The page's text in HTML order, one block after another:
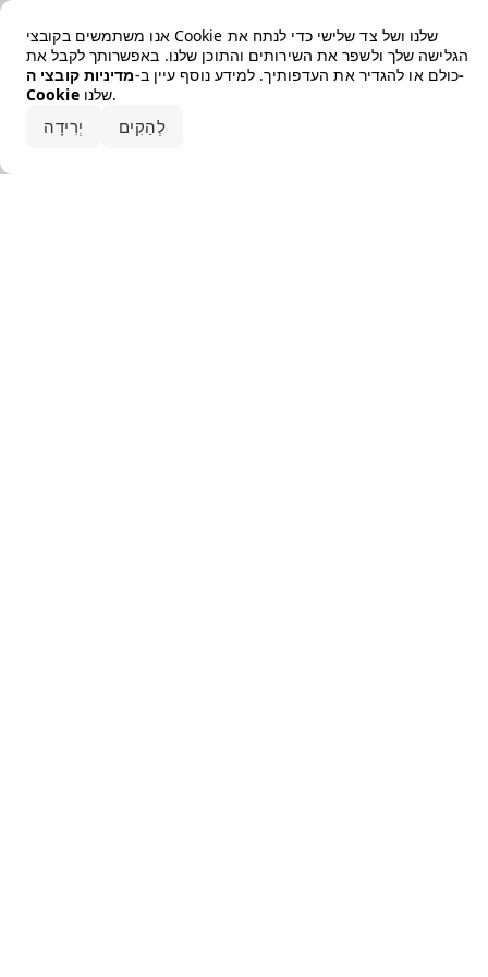
אנו משתמשים בקובצי Cookie שלנו ושל צד שלישי כדי לנתח את
הגלישה שלך ולשפר את השירותים והתוכן שלנו. באפשרותך לקבל את
כולם או להגדיר את העדפותיך. למידע נוסף עיין ב-מדיניות קובצי ה-
Cookie
שלנו.
יְרִידָה לְהַקִים
Error loading the brand